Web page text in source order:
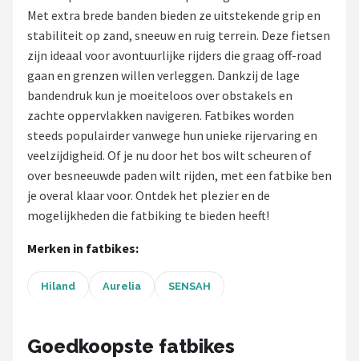
Mountainbikes
Shop
Basil
Volare
ABUS
AXA
BBB Cycling
Met extra brede banden bieden ze uitstekende grip en
stabiliteit op zand, sneeuw en ruig terrein. Deze fietsen
zijn ideaal voor avontuurlijke rijders die graag off-road
gaan en grenzen willen verleggen. Dankzij de lage
bandendruk kun je moeiteloos over obstakels en
zachte oppervlakken navigeren. Fatbikes worden
steeds populairder vanwege hun unieke rijervaring en
veelzijdigheid. Of je nu door het bos wilt scheuren of
over besneeuwde paden wilt rijden, met een fatbike ben
je overal klaar voor. Ontdek het plezier en de
mogelijkheden die fatbiking te bieden heeft!
Merken in fatbikes:
Hiland Aurelia SENSAH
Goedkoopste fatbikes